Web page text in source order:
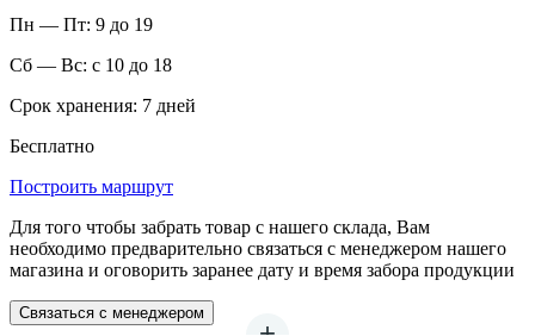
Пн — Пт: 9 до 19
Сб — Вс: с 10 до 18
Срок хранения: 7 дней
Бесплатно
Построить маршрут
Для того чтобы забрать товар с нашего склада, Вам
необходимо предварительно связаться с менеджером нашего
магазина и оговорить заранее дату и время забора продукции
Связаться с менеджером